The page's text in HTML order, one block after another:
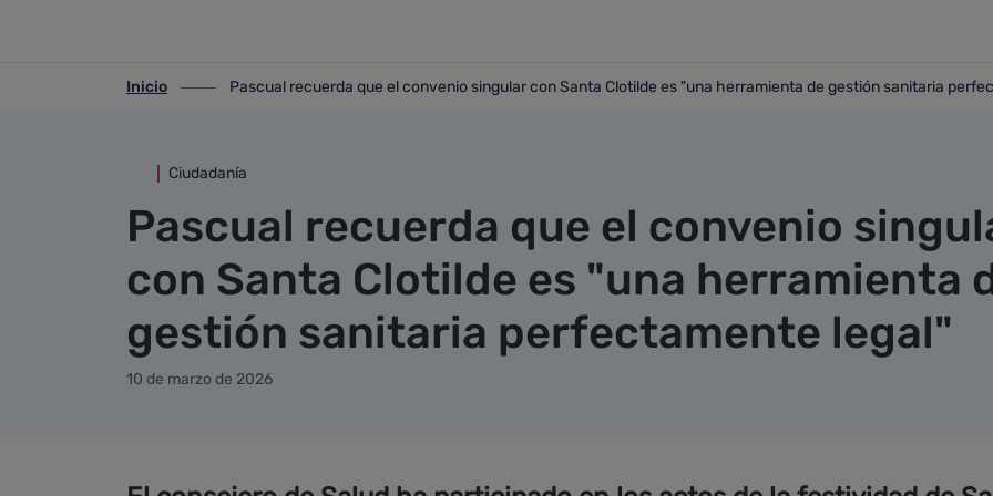
ir-a inicio
Inicio
ir-a Pascual recuerda que el convenio singular con Santa Clotilde es "una herramienta de gestión
Pascual recuerda que el convenio singular con Santa Clotilde es "una herramienta de gestión sanitaria
Ciudadanía
Pascual recuerda que el convenio
con Santa Clotilde es "una herramienta
gestión sanitaria perfectamente legal"
10 de marzo de 2026